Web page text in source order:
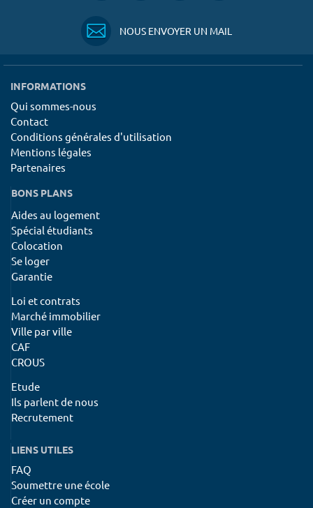
NOUS ENVOYER UN MAIL
INFORMATIONS
Qui sommes-nous
Contact
Conditions générales d'utilisation
Mentions légales
Partenaires
BONS PLANS
Aides au logement
Spécial étudiants
Colocation
Se loger
Garantie
Loi et contrats
Marché immobilier
Ville par ville
CAF
CROUS
Etude
Ils parlent de nous
Recrutement
LIENS UTILES
FAQ
Soumettre une école
Créer un compte